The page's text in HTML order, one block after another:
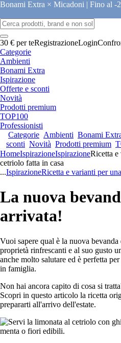
Bonami Extra × Micadoni | Fino al -
30 € per teRegistrazioneLogin
Categorie
Ambienti
Bonami Extra
Ispirazione
Offerte e sconti
Novità
Prodotti premium
TOP100
Professionisti
Categorie Ambienti Bonami
sconti Novità Prodotti premium
HomeIspirazioneIspirazioneRicetta e
cetriolo fatta in casa
...IspirazioneRicetta e varianti per
La nuova
arrivata!
Vuoi sapere qual è la nuova
proprietà rinfrescanti e al suo gusto
anche molto salutare ed è perfetta
in famiglia.
Non hai ancora capito di cosa si
Scopri in questo articolo la ricetta
prepararti all'arrivo dell'estate.